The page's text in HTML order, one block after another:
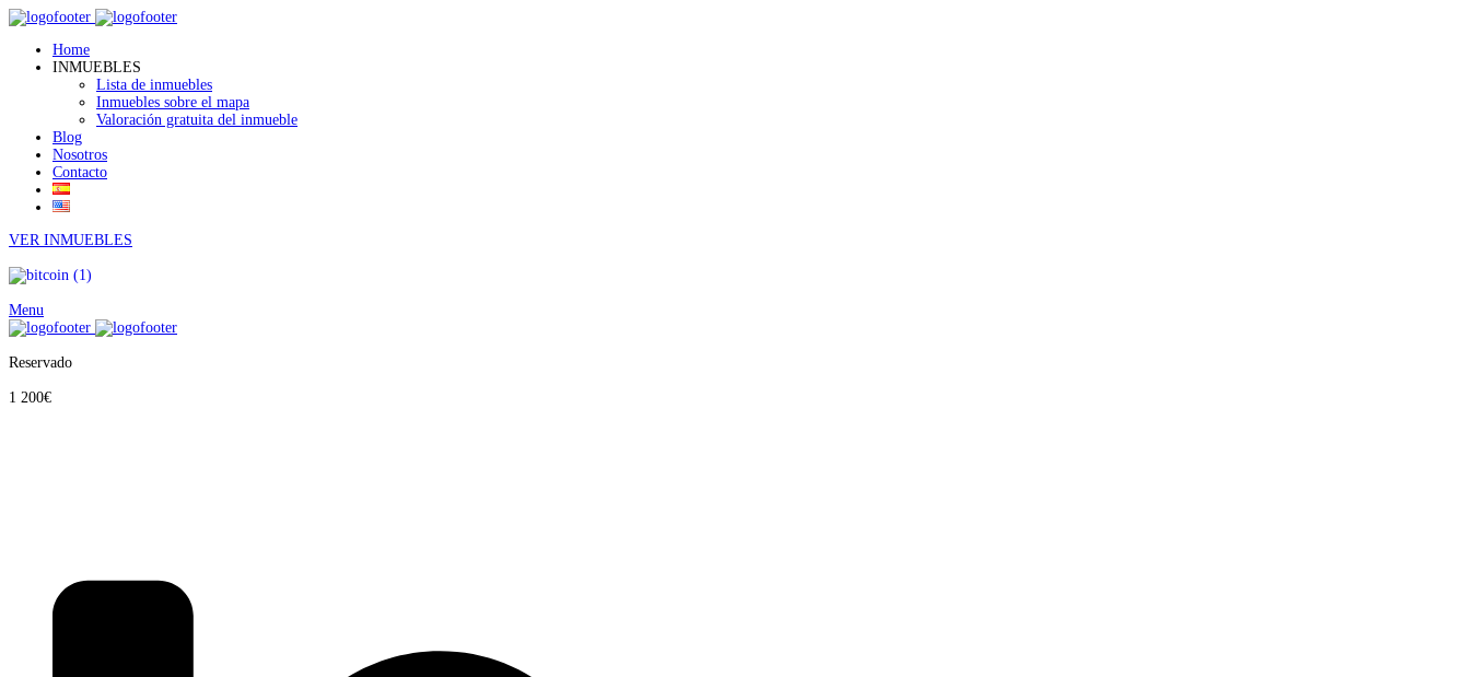
Home
INMUEBLES
Lista de inmuebles
Inmuebles sobre el mapa
Valoración gratuita del inmueble
Blog
Nosotros
Contacto
VER INMUEBLES
Menu
Reservado
1 200€